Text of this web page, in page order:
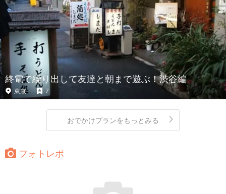
終電で繰り出して友達と朝まで遊ぶ！渋谷編
東京 7
おでかけプランをもっとみる
フォトレポ